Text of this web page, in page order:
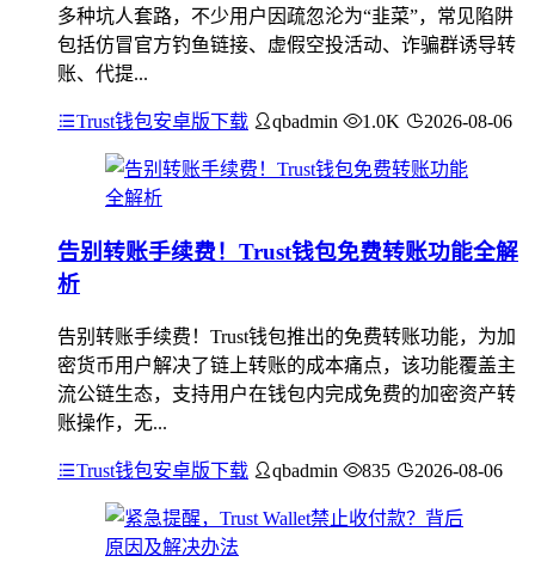
多种坑人套路，不少用户因疏忽沦为“韭菜”，常见陷阱
包括仿冒官方钓鱼链接、虚假空投活动、诈骗群诱导转
账、代提...
Trust钱包安卓版下载 qbadmin 1.0K 2026-08-06
告别转账手续费！Trust钱包免费转账功能全解
析
告别转账手续费！Trust钱包推出的免费转账功能，为加
密货币用户解决了链上转账的成本痛点，该功能覆盖主
流公链生态，支持用户在钱包内完成免费的加密资产转
账操作，无...
Trust钱包安卓版下载 qbadmin 835 2026-08-06